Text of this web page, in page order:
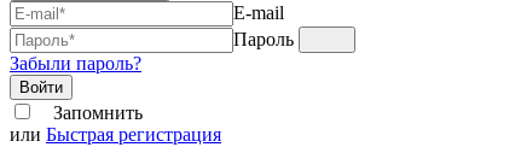
E-mail
Пароль
Забыли пароль?
Войти
Запомнить
или Быстрая регистрация